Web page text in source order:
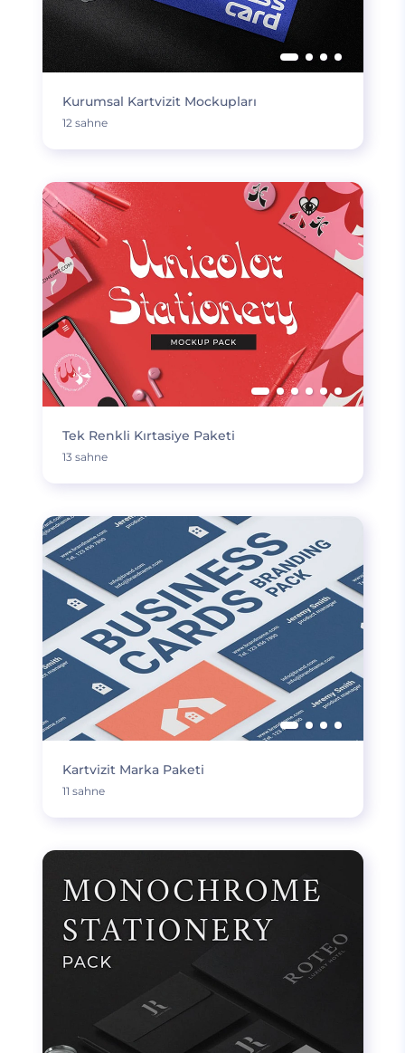
Kurumsal Kartvizit Mockupları
12 sahne
Tek Renkli Kırtasiye Paketi
13 sahne
Kartvizit Marka Paketi
11 sahne